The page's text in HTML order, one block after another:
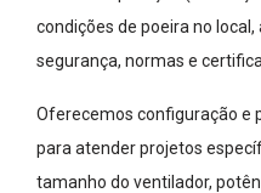
condições de poeira no
segurança, normas e
Oferecemos configuração e
para atender projetos
tamanho do ventilador,